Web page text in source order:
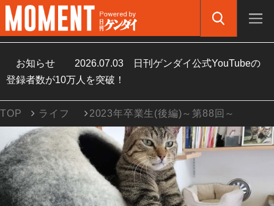
お知らせ 2026.07.03
日刊ゲンダイ公式YouTubeの
登録者数が10万人を突破！
TOP ライフ 2023年卒業生(後編)～第88回～